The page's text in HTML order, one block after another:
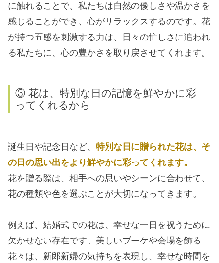
に触れることで、私たちは自然の優しさや温かさを
感じることができ、心がリラックスするのです。花
が持つ五感を刺激する力は、日々の忙しさに追われ
る私たちに、心の豊かさを取り戻させてくれます。
③ 花は、特別な日の記憶を鮮やかに彩
ってくれるから
誕生日や記念日など、 特別な日に贈られた花は、そ
の日の思い出をより鮮やかに彩ってくれます。
花を贈る際は、相手への思いやシーンに合わせて、
花の種類や色を選ぶことが大切になってきます。
例えば、結婚式での花は、幸せな一日を祝うために
欠かせない存在です。美しいブーケや会場を飾る
花々は、新郎新婦の気持ちを表現し、幸せな時間を